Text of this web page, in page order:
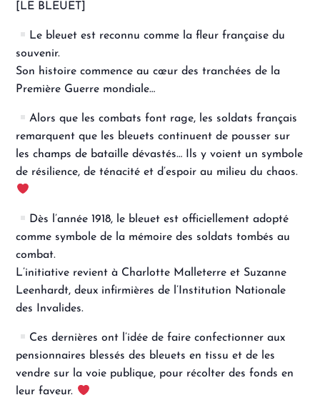
[LE BLEUET]
Le bleuet est reconnu comme la fleur française du
souvenir.
Son histoire commence au cœur des tranchées de la
Première Guerre mondiale…
Alors que les combats font rage, les soldats français
remarquent que les bleuets continuent de pousser sur
les champs de bataille dévastés… Ils y voient un symbole
de résilience, de ténacité et d’espoir au milieu du chaos.
Dès l’année 1918, le bleuet est officiellement adopté
comme symbole de la mémoire des soldats tombés au
combat.
L’initiative revient à Charlotte Malleterre et Suzanne
Leenhardt, deux infirmières de l’Institution Nationale
des Invalides.
Ces dernières ont l’idée de faire confectionner aux
pensionnaires blessés des bleuets en tissu et de les
vendre sur la voie publique, pour récolter des fonds en
leur faveur.